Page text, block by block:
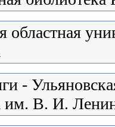
областная
-
им. В. И.